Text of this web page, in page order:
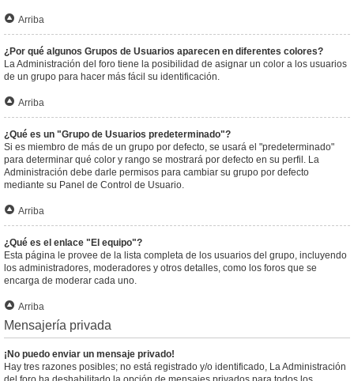
Arriba
¿Por qué algunos Grupos de Usuarios aparecen en diferentes colores?
La Administración del foro tiene la posibilidad de asignar un color a los usuarios
de un grupo para hacer más fácil su identificación.
Arriba
¿Qué es un "Grupo de Usuarios predeterminado"?
Si es miembro de más de un grupo por defecto, se usará el "predeterminado"
para determinar qué color y rango se mostrará por defecto en su perfil. La
Administración debe darle permisos para cambiar su grupo por defecto
mediante su Panel de Control de Usuario.
Arriba
¿Qué es el enlace "El equipo"?
Esta página le provee de la lista completa de los usuarios del grupo, incluyendo
los administradores, moderadores y otros detalles, como los foros que se
encarga de moderar cada uno.
Arriba
Mensajería privada
¡No puedo enviar un mensaje privado!
Hay tres razones posibles; no está registrado y/o identificado, La Administración